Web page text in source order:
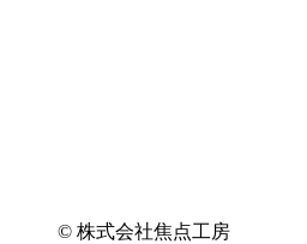
© 株式会社焦点工房